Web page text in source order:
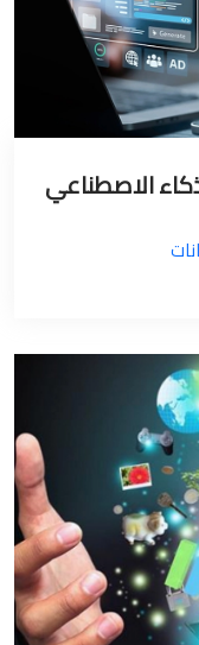
الاصطناعي